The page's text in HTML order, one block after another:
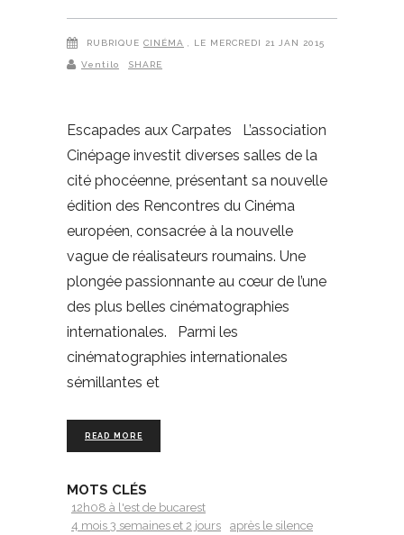
RUBRIQUE CINÉMA , LE MERCREDI 21 JAN 2015
Ventilo SHARE
Escapades aux Carpates L’association
Cinépage investit diverses salles de la
cité phocéenne, présentant sa nouvelle
édition des Rencontres du Cinéma
européen, consacrée à la nouvelle
vague de réalisateurs roumains. Une
plongée passionnante au cœur de l’une
des plus belles cinématographies
internationales. Parmi les
cinématographies internationales
sémillantes et
READ MORE
MOTS CLÉS
12h08 à l'est de bucarest
4 mois 3 semaines et 2 jours
après le silence